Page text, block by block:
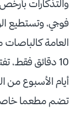
والتذكارات
فوجي، وتستطيع
العامة
10 دقائق فقط،
تضم مطعما خاصا